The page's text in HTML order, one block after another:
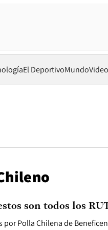
El DeportivoMundo
Polla Chilena de
son todos los